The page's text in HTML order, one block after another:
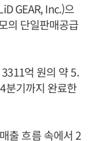
GEAR, Inc.)으
의 단일판매공급
억 원의 약 5.
분기까지 완료한
출 흐름 속에서 2